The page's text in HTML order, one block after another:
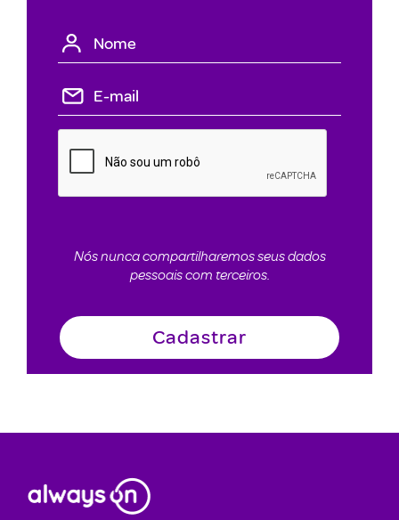
Nós nunca compartilharemos seus dados
pessoais com terceiros.